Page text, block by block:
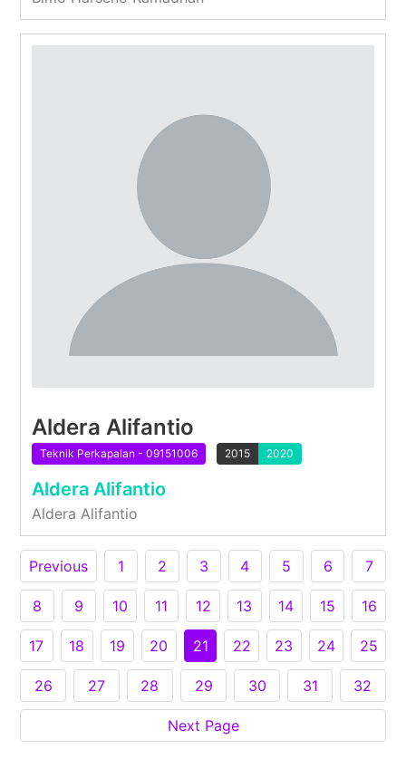
Aldera Alifantio
Teknik Perkapalan - 09151006 2015 2020
Aldera Alifantio
Aldera Alifantio
Previous 1 2 3 4 5 6 7
8 9 10 11 12 13 14 15 16
17 18 19 20 21 22 23 24 25
26 27 28 29 30 31 32
Next Page